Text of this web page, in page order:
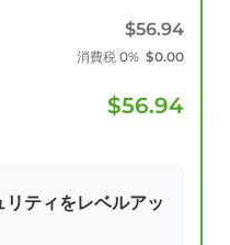
$56.94
消費税 0% $0.00
$56.94
ティをレベルアッ